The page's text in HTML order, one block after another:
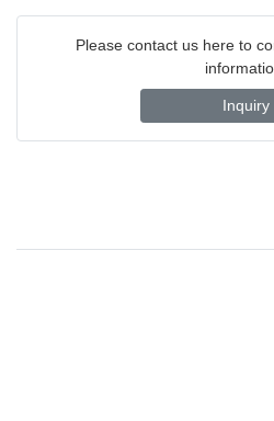
Please contact us here to
Inquiry